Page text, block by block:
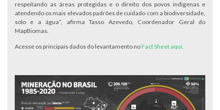
respeitando as áreas protegidas e o direito dos povos indígenas e
atendendo os mais elevados padrões de cuidado com a biodiversidade,
solo e a água”, afirma Tasso Azevedo, Coordenador Geral do
MapBiomas.
Acesse os principais dados do levantamento noFact Sheet aqui.